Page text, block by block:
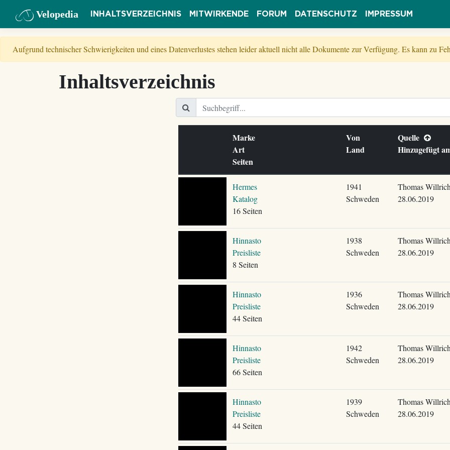
Velopedia INHALTSVERZEICHNIS MITWIRKENDE FORUM DATENSCHUTZ IMPRESSUM
Aufgrund technischer Schwierigkeiten und eines Datenverlustes stehen leider aktuell nicht alle Dokumente zur Verfügung. Es kann zu
Inhaltsverzeichnis
Marke
Art
Seiten
Von
Land
Quelle
Hinzugefügt
Hermes
Katalog
16 Seiten
1941
Schweden
Thomas Willrich
28.06.2019
Hinnasto
Preisliste
8 Seiten
1938
Schweden
Thomas Willrich
28.06.2019
Hinnasto
Preisliste
44 Seiten
1936
Schweden
Thomas Willrich
28.06.2019
Hinnasto
Preisliste
66 Seiten
1942
Schweden
Thomas Willrich
28.06.2019
Hinnasto
Preisliste
44 Seiten
1939
Schweden
Thomas Willrich
28.06.2019